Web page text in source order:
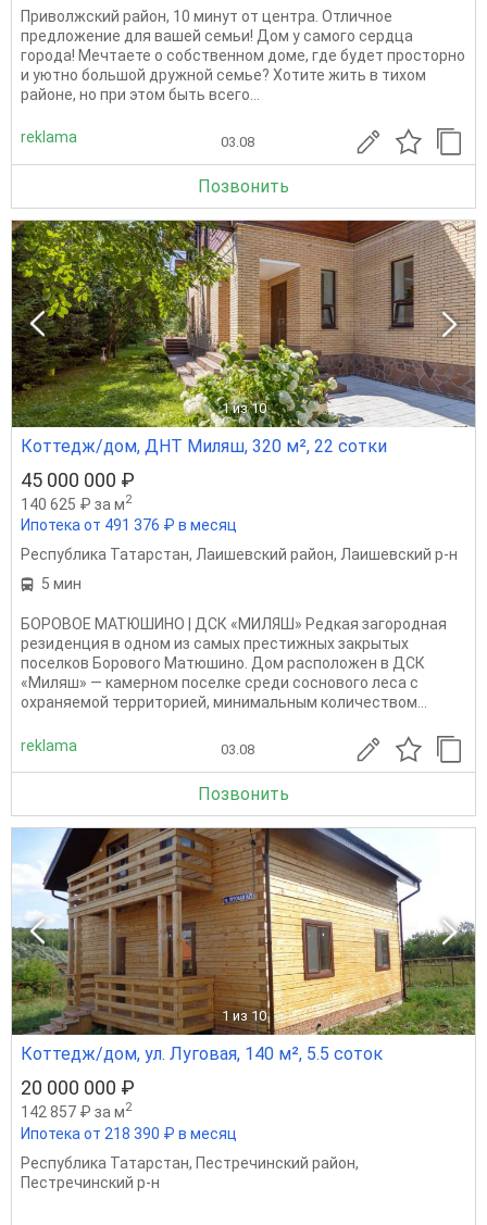
Приволжский район, 10 минут от центра. Отличное
предложение для вашей семьи! Дом у самого сердца
города! Мечтаете о собственном доме, где будет просторно
и уютно большой дружной семье? Хотите жить в тихом
районе, но при этом быть всего...
reklama 03.08
Позвонить
1 из 10
Коттедж/дом, ДНТ Миляш, 320 м², 22 сотки
45 000 000 ₽
140 625 ₽ за м2
Ипотека от 491 376 ₽ в месяц
Республика Татарстан, Лаишевский район, Лаишевский р-н
5 мин
БОРОВОЕ МАТЮШИНО | ДСК «МИЛЯШ» Редкая загородная
резиденция в одном из самых престижных закрытых
поселков Борового Матюшино. Дом расположен в ДСК
«Миляш» — камерном поселке среди соснового леса с
охраняемой территорией, минимальным количеством...
reklama 03.08
Позвонить
1 из 10
Коттедж/дом, ул. Луговая, 140 м², 5.5 соток
20 000 000 ₽
142 857 ₽ за м2
Ипотека от 218 390 ₽ в месяц
Республика Татарстан, Пестречинский район,
Пестречинский р-н